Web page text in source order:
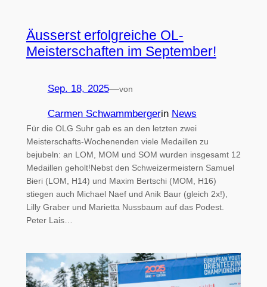
Äusserst erfolgreiche OL-
Meisterschaften im September!
Sep. 18, 2025—von
Carmen Schwammbergerin News
Für die OLG Suhr gab es an den letzten zwei
Meisterschafts-Wochenenden viele Medaillen zu
bejubeln: an LOM, MOM und SOM wurden insgesamt 12
Medaillen geholt!Nebst den Schweizermeistern Samuel
Bieri (LOM, H14) und Maxim Bertschi (MOM, H16)
stiegen auch Michael Naef und Anik Baur (gleich 2x!),
Lilly Graber und Marietta Nussbaum auf das Podest.
Peter Lais…